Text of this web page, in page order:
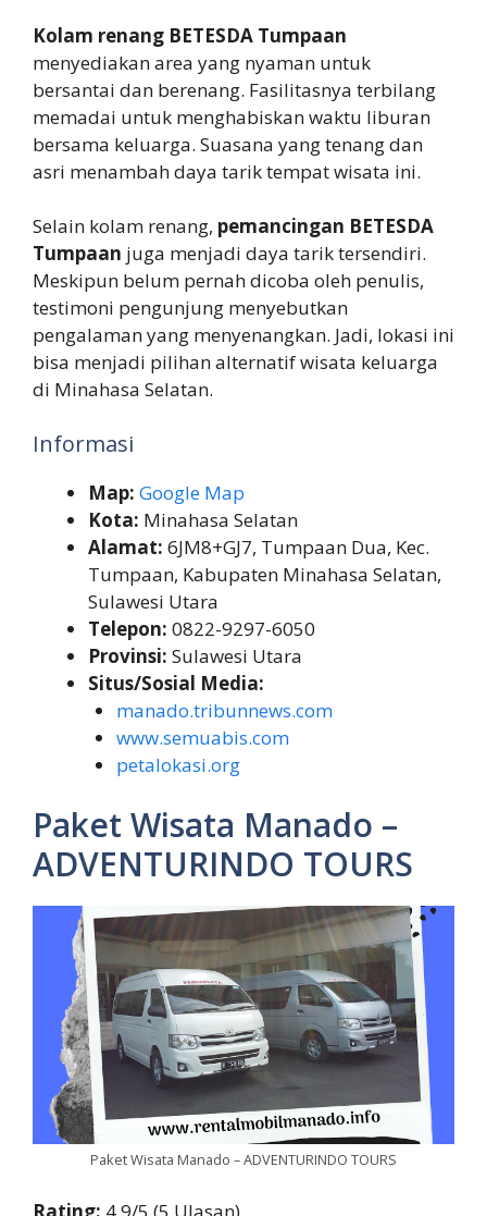
Kolam renang BETESDA Tumpaan
menyediakan area yang nyaman untuk
bersantai dan berenang. Fasilitasnya terbilang
memadai untuk menghabiskan waktu liburan
bersama keluarga. Suasana yang tenang dan
asri menambah daya tarik tempat wisata ini.
Selain kolam renang, pemancingan BETESDA
Tumpaan juga menjadi daya tarik tersendiri.
Meskipun belum pernah dicoba oleh penulis,
testimoni pengunjung menyebutkan
pengalaman yang menyenangkan. Jadi, lokasi ini
bisa menjadi pilihan alternatif wisata keluarga
di Minahasa Selatan.
Informasi
Map: Google Map
Kota: Minahasa Selatan
Alamat: 6JM8+GJ7, Tumpaan Dua, Kec.
Tumpaan, Kabupaten Minahasa Selatan,
Sulawesi Utara
Telepon: 0822-9297-6050
Provinsi: Sulawesi Utara
Situs/Sosial Media:
manado.tribunnews.com
www.semuabis.com
petalokasi.org
Paket Wisata Manado –
ADVENTURINDO TOURS
Paket Wisata Manado – ADVENTURINDO TOURS